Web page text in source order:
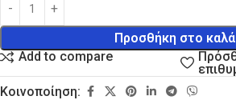
Προσθήκη στο
Add to compare
Κοινοποίηση: